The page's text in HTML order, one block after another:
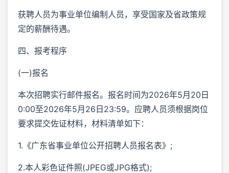
获聘人员为事业单位编制人员，享受国家及省政策规
定的薪酬待遇。
四、报考程序
(一)报名
本次招聘实行邮件报名。报名时间为2026年5月20日
0:00至2026年5月26日23:59。应聘人员须根据岗位
要求提交佐证材料，材料清单如下：
1.《广东省事业单位公开招聘人员报名表》;
2.本人彩色证件照(JPEG或JPG格式);